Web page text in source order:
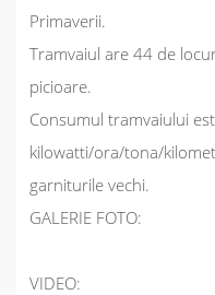
Primaverii.
Tramvaiul are 44 de
picioare.
Consumul tramvaiului
kilowatti/ora/tona/
garniturile vechi.
GALERIE FOTO:
VIDEO: